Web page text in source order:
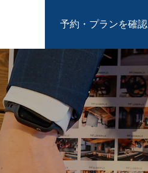
予約・プランを確認